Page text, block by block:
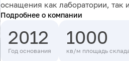
оснащения как лаборатории, так
Подробнее о компании
2012
Год основания
1000
кв/м площадь